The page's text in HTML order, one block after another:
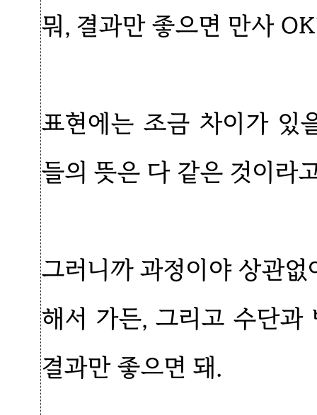
뭐, 결과만 좋으면 만사
표현에는 조금 차이가 있
들의 뜻은 다 같은 것이라
그러니까 과정이야 상관
해서 가든, 그리고 수단과
결과만 좋으면 돼.